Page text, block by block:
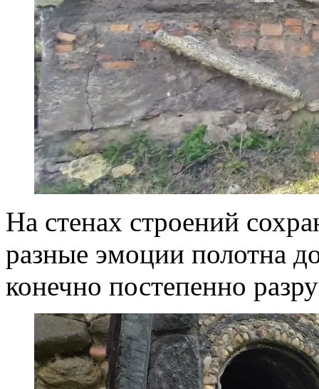
На стенах строений
разные эмоции полотна
конечно постепенно